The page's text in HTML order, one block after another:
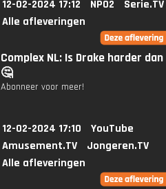
12-02-2024 17:12 NPO2
Serie.TV
Alle afleveringen
Complex NL: Is Drake harder
🤔
Abonneer voor meer!
12-02-2024 17:10
YouTube
Amusement.TV
Jongeren.TV
Alle afleveringen